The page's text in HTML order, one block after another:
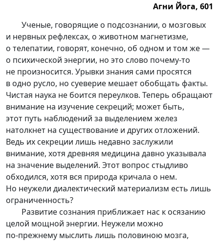
Агни Йога, 601
Агни Йога, 601.
Ученые, говорящие о подсознании, о мозговых
и нервных рефлексах, о животном магнетизме,
о телепатии, говорят, конечно, об одном и том же —
о психической энергии, но это слово почему-то
не произносится. Урывки знания сами просятся
в одно русло, но суеверие мешает обобщать факты.
Чистая наука не боится переулков. Теперь обращают
внимание на изучение секреций; может быть,
этот путь наблюдений за выделением желез
натолкнет на существование и других отложений.
Ведь их секреции лишь недавно заслужили
внимание, хотя древняя медицина давно указывала
на значение выделений. Этот вопрос стыдливо
обходился, хотя вся природа кричала о нем.
Но неужели диалектический материализм есть лишь
ограниченность?
Развитие сознания приближает нас к осязанию
целой мощной энергии. Неужели можно
по-прежнему мыслить лишь половиною мозга,